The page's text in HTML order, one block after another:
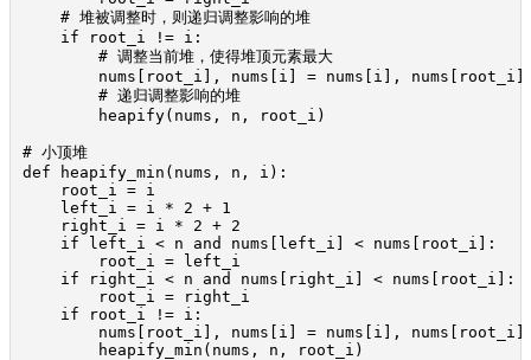
    # 堆被调整时，则递归调整影响的堆
    if root_i != i:
        # 调整当前堆，使得堆顶元素最大
        nums[root_i], nums[i] = nums[i], nums[root_i]
        # 递归调整影响的堆
        heapify(nums, n, root_i)
# 小顶堆
def heapify_min(nums, n, i):
    root_i = i
    left_i = i * 2 + 1
    right_i = i * 2 + 2
    if left_i < n and nums[left_i] < nums[root_i]:
        root_i = left_i
    if right_i < n and nums[right_i] < nums[root_i]:
        root_i = right_i
    if root_i != i:
        nums[root_i], nums[i] = nums[i], nums[root_i]
        heapify_min(nums, n, root_i)